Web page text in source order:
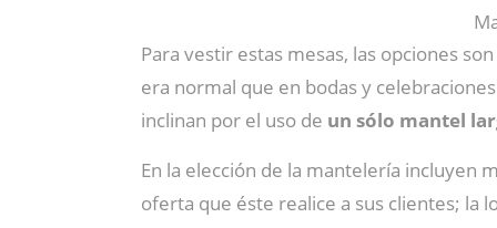
Para vestir estas mesas, las opciones
era normal que en bodas y
inclinan por el uso de un sólo mantel
En la elección de la mantelería incluyen
oferta que éste realice a sus clientes; la